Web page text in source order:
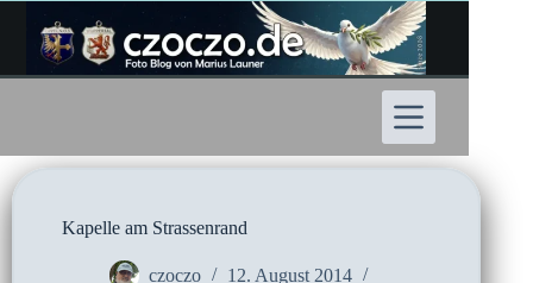
Inhalt
springen
Kapelle am Strassenrand
czoczo
12. August 2014